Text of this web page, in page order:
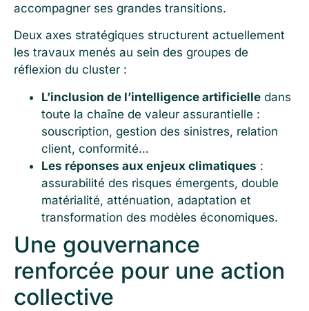
accompagner ses grandes transitions.
Deux axes stratégiques structurent actuellement
les travaux menés au sein des groupes de
réflexion du cluster :
L’inclusion de l’intelligence artificielle dans
toute la chaîne de valeur assurantielle :
souscription, gestion des sinistres, relation
client, conformité…
Les réponses aux enjeux climatiques :
assurabilité des risques émergents, double
matérialité, atténuation, adaptation et
transformation des modèles économiques.
Une gouvernance
renforcée pour une action
collective